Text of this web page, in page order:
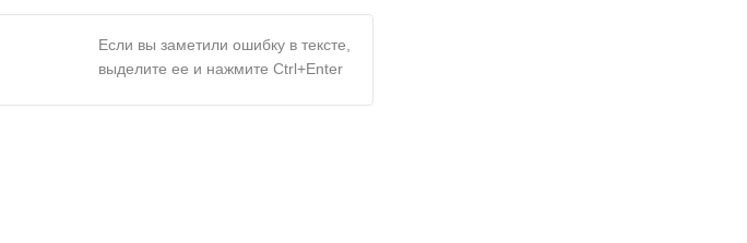
Если вы заметили ошибку в тексте,
выделите ее и нажмите Ctrl+Enter